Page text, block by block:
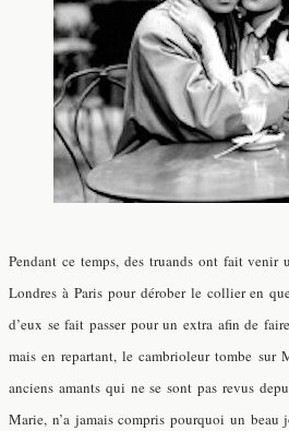
Pendant ce temps, des truands ont fait venir
Londres à Paris pour dérober le collier en
d’eux se fait passer pour un extra afin de
mais en repartant, le cambrioleur tombe sur
anciens amants qui ne se sont pas revus
Marie, n’a jamais compris pourquoi un